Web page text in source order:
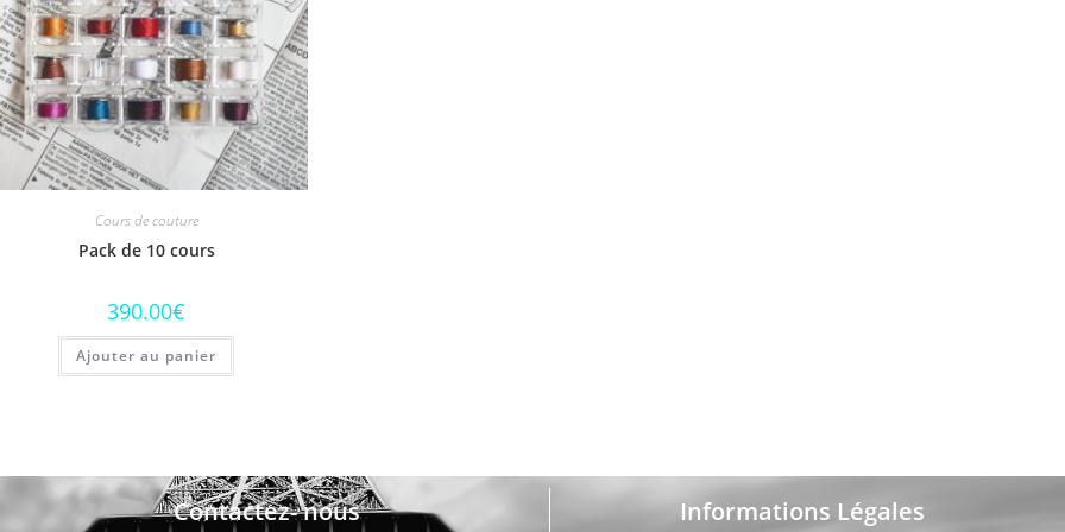
Cours de couture
Pack de 10 cours
390.00€
Ajouter au panier
Contactez- nous Informations Légales